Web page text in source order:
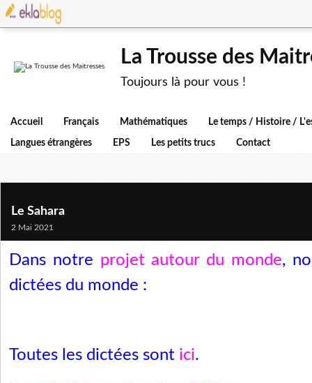
La Trousse des
Toujours là pour vous !
Accueil Français Mathématiques Le temps / Histoire /
Langues étrangères EPS Les petits trucs Contact
Le Sahara
2 Mai 2021
Dans notre projet autour du monde,
dictées du monde :
Toutes les dictées sont ici.